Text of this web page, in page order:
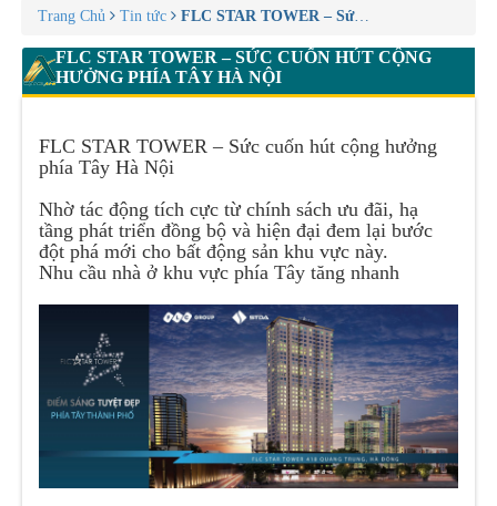
Trang Chủ Tin tức FLC STAR TOWER – Sức cuốn hút cộng
FLC STAR TOWER – SỨC CUỐN HÚT CỘNG
HƯỞNG PHÍA TÂY HÀ NỘI
FLC STAR TOWER – Sức cuốn hút cộng hưởng
phía Tây Hà Nội
Nhờ tác động tích cực từ chính sách ưu đãi, hạ
tầng phát triển đồng bộ và hiện đại đem lại bước
đột phá mới cho bất động sản khu vực này.
Nhu cầu nhà ở khu vực phía Tây tăng nhanh